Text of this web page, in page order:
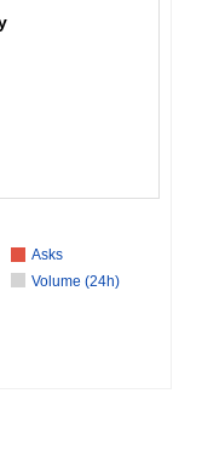
Asks
Volume (24h)